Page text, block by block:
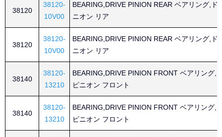
38120
38120-
10V00
BEARING,DRIVE PINION REAR ベアリング,ド
ニオン リア
38120
38120-
10V00
BEARING,DRIVE PINION REAR ベアリング,ド
ニオン リア
38140
38120-
13210
BEARING,DRIVE PINION FRONT ベアリング,
ピニオン フロント
38140
38120-
13210
BEARING,DRIVE PINION FRONT ベアリング,
ピニオン フロント